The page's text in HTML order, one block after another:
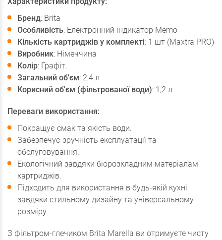
Бренд: Brita
Особливість: Електронний індикатор Memo
Кількість картриджів у комплекті: 1 шт (Maxtra PRO)
Виробник: Німеччина
Колір: Графіт.
Загальний об'єм: 2,4 л
Корисний об'єм (фільтрованої води): 1,2 л
Переваги використання:
Покращує смак та якість води.
Забезпечує зручність експлуатації та
обслуговування.
Екологічний завдяки біорозкладним матеріалам
картриджів.
Підходить для використання в будь-якій кухні
завдяки стильному дизайну та універсальному
розміру.
З фільтром-глечиком Brita Marella ви отримуєте чисту